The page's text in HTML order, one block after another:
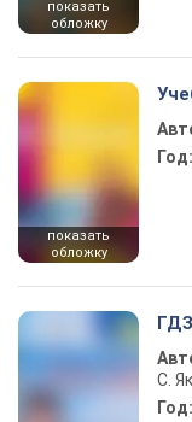
показать
обложку
показать
обложку
Год:
С.
Год: